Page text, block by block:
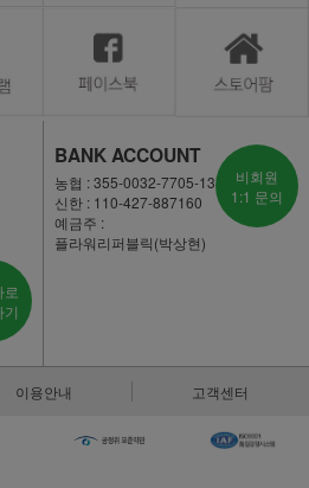
로
기
BANK ACCOUNT
농협 : 355-0032-7705-13
신한 : 110-427-887160
예금주 :
플라워리퍼블릭(박상현)
비회원
1:1 문의
이용안내 고객센터